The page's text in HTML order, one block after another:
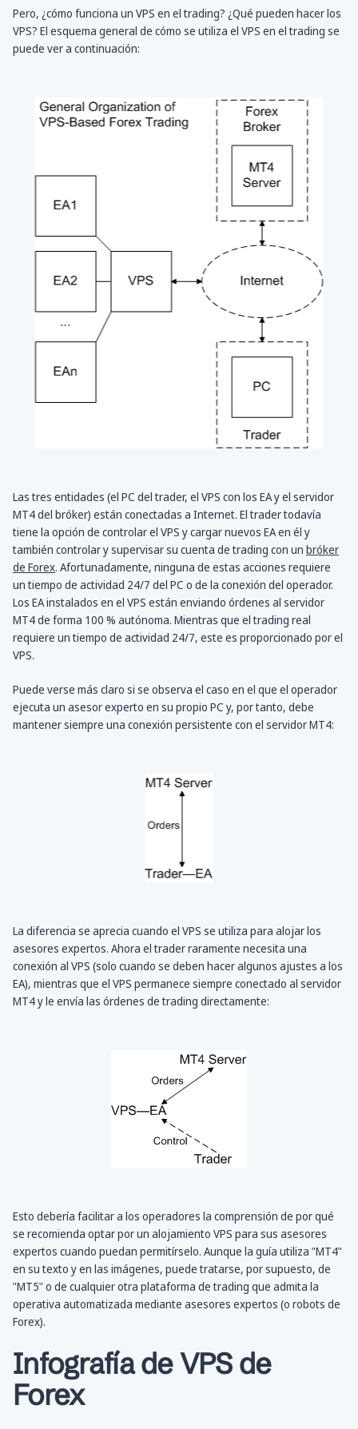
Pero, ¿cómo funciona un VPS en el trading? ¿Qué pueden hacer los
VPS? El esquema general de cómo se utiliza el VPS en el trading se
puede ver a continuación:
Las tres entidades (el PC del trader, el VPS con los EA y el servidor
MT4 del bróker) están conectadas a Internet. El trader todavía
tiene la opción de controlar el VPS y cargar nuevos EA en él y
también controlar y supervisar su cuenta de trading con un bróker
de Forex. Afortunadamente, ninguna de estas acciones requiere
un tiempo de actividad 24/7 del PC o de la conexión del operador.
Los EA instalados en el VPS están enviando órdenes al servidor
MT4 de forma 100 % autónoma. Mientras que el trading real
requiere un tiempo de actividad 24/7, este es proporcionado por el
VPS.
Puede verse más claro si se observa el caso en el que el operador
ejecuta un asesor experto en su propio PC y, por tanto, debe
mantener siempre una conexión persistente con el servidor MT4:
La diferencia se aprecia cuando el VPS se utiliza para alojar los
asesores expertos. Ahora el trader raramente necesita una
conexión al VPS (solo cuando se deben hacer algunos ajustes a los
EA), mientras que el VPS permanece siempre conectado al servidor
MT4 y le envía las órdenes de trading directamente:
Esto debería facilitar a los operadores la comprensión de por qué
se recomienda optar por un alojamiento VPS para sus asesores
expertos cuando puedan permitírselo. Aunque la guía utiliza "MT4"
en su texto y en las imágenes, puede tratarse, por supuesto, de
"MT5" o de cualquier otra plataforma de trading que admita la
operativa automatizada mediante asesores expertos (o robots de
Forex).
Infografía de VPS de
Forex